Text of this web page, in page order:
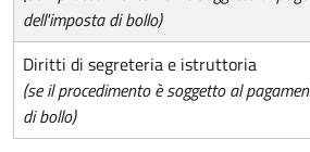
dell'imposta di bollo)
Diritti di segreteria e istruttoria
(se il procedimento è soggetto al
di bollo)